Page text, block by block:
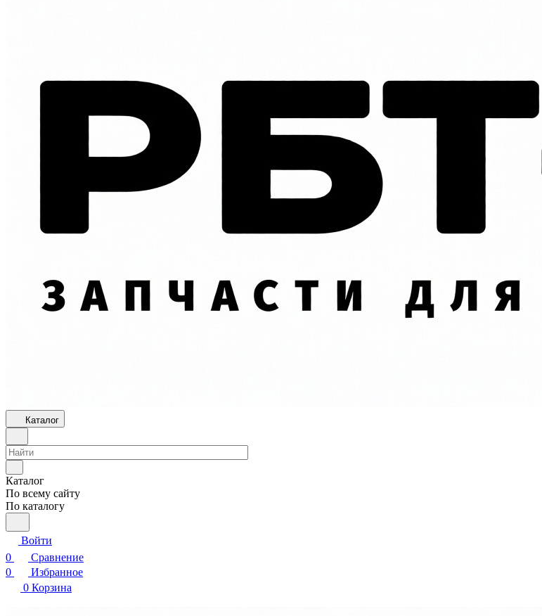
Каталог
Каталог
По всему сайту
По каталогу
Войти
0
Сравнение
0
Избранное
0 Корзина